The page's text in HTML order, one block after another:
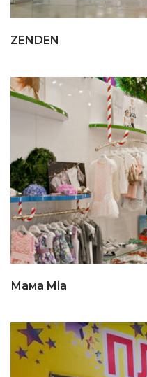
ZENDEN
Мама Mia